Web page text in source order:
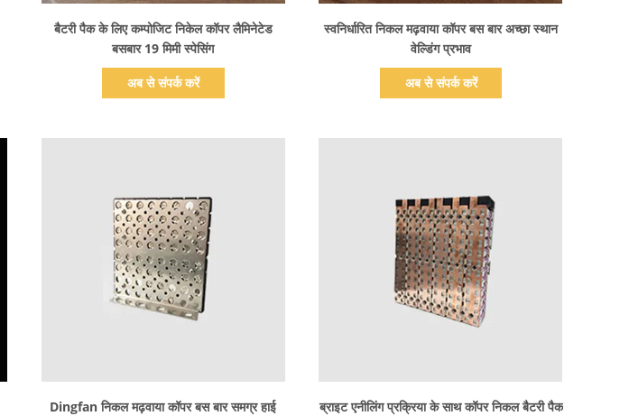
प्रदर्शन का विवरण
बैटरी पैक के लिए कम्पोजिट निकेल कॉपर लैमिनेटेड
बसबार 19 मिमी स्पेसिंग
अब से संपर्क करें
प्रदर्शन का विवरण
स्वनिर्धारित निकल मढ़वाया कॉपर बस बार अच्छा स्थान
वेल्डिंग प्रभाव
अब से संपर्क करें
प्रदर्शन का विवरण
Dingfan निकल मढ़वाया कॉपर बस बार समग्र हाई
प्रदर्शन का विवरण
ब्राइट एनीलिंग प्रक्रिया के साथ कॉपर निकल बैटरी पैक